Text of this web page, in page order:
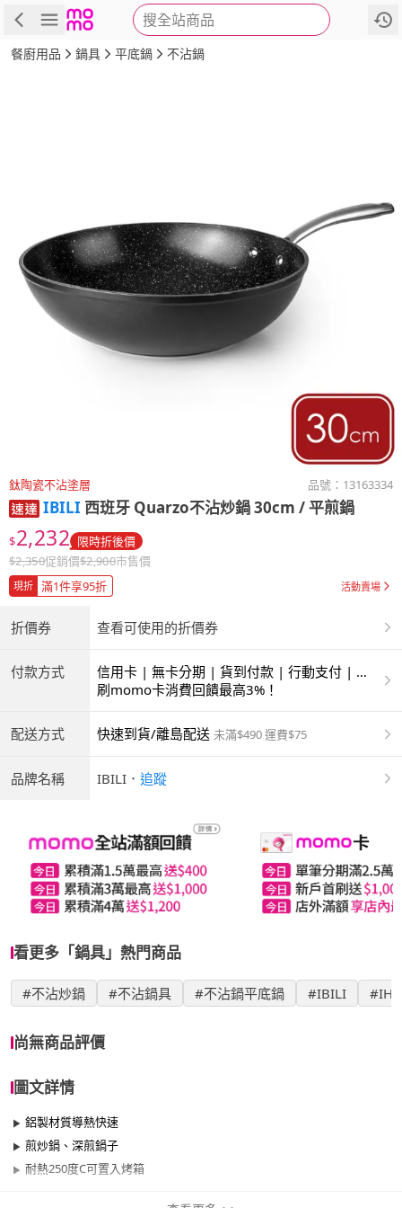
搜全站商品
商品 評價 詳情
餐廚用品 鍋具 平底鍋 不沾鍋
鈦陶瓷不沾塗層 品號： 13163334
IBILI 西班牙 Quarzo不沾炒鍋 30cm / 平煎鍋
$2,232 限時折後價
$2,350促銷價$2,900市售價
現折 滿1件享95折 活動賣場
折價券 查看可使用的折價券
付款方式
信用卡 | 無卡分期 | 貨到付款 | 行動支付 | 超
商付款 | ATM | 銀聯卡
刷momo卡消費回饋最高3%！
配送方式 快速到貨/離島配送 未滿$490 運費$75
品牌名稱 IBILI ． 追蹤
看更多「鍋具」熱門商品
#不沾炒鍋 #不沾鍋具 #不沾鍋平底鍋 #IBILI #IH
尚無商品評價
圖文詳情
鋁製材質導熱快速
煎炒鍋、深煎鍋子
耐熱250度C可置入烤箱